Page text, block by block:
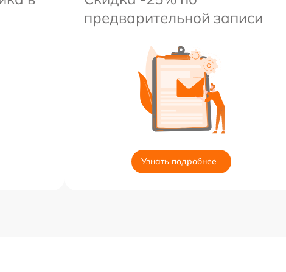
предварительной записи
Узнать подробнее